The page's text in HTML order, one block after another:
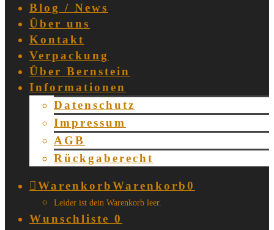
Blog / News
Über uns
Kontakt
Verpackung
Über Bernstein
Informationen
Datenschutz
Impressum
AGB
Rückgaberecht
WarenkorbWarenkorb0
Leider ist dein Warenkorb leer.
Wunschliste 0